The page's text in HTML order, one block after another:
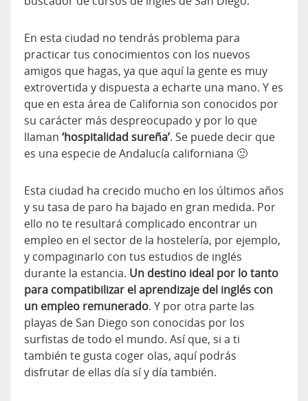
En esta ciudad no tendrás problema para
practicar tus conocimientos con los nuevos
amigos que hagas, ya que aquí la gente es muy
extrovertida y dispuesta a echarte una mano. Y es
que en esta área de California son conocidos por
su carácter más despreocupado y por lo que
llaman ‘hospitalidad sureña’. Se puede decir que
es una especie de Andalucía californiana 🙂
Esta ciudad ha crecido mucho en los últimos años
y su tasa de paro ha bajado en gran medida. Por
ello no te resultará complicado encontrar un
empleo en el sector de la hostelería, por ejemplo,
y compaginarlo con tus estudios de inglés
durante la estancia. Un destino ideal por lo tanto
para compatibilizar el aprendizaje del inglés con
un empleo remunerado. Y por otra parte las
playas de San Diego son conocidas por los
surfistas de todo el mundo. Así que, si a ti
también te gusta coger olas, aquí podrás
disfrutar de ellas día sí y día también.